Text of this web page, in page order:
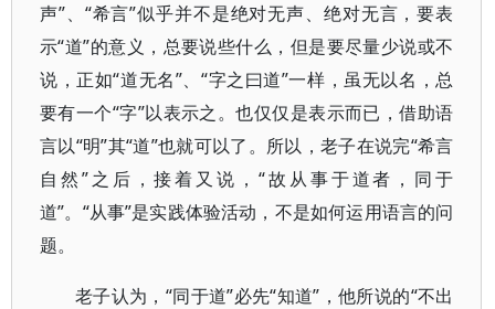
声”、“希言”似乎并不是绝对无声、绝对无言，要表
示“道”的意义，总要说些什么，但是要尽量少说或不
说，正如“道无名”、“字之曰道”一样，虽无以名，总
要有一个“字”以表示之。也仅仅是表示而已，借助语
言以“明”其“道”也就可以了。所以，老子在说完“希言
自然”之后，接着又说，“故从事于道者，同于
道”。“从事”是实践体验活动，不是如何运用语言的问
题。
老子认为，“同于道”必先“知道”，他所说的“不出